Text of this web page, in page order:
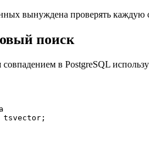
вынуждена проверять каждую
поиск
в PostgreSQL
tsvector;